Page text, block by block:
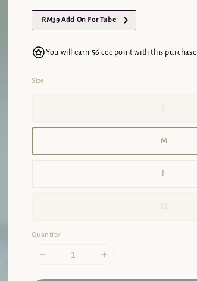
RM39 Add On For Tube
You will earn 56 cee point with this purchase
Size
S
M
L
XL
Quantity